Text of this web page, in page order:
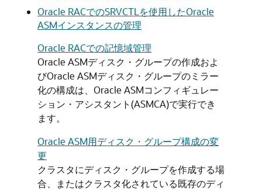
Oracle RACでのSRVCTLを使用したOracle
ASMインスタンスの管理
Oracle RACでの記憶域管理
Oracle ASMディスク・グループの作成およ
びOracle ASMディスク・グループのミラー
化の構成は、Oracle ASMコンフィギュレー
ション・アシスタント(ASMCA)で実行でき
ます。
Oracle ASM用ディスク・グループ構成の変
更
クラスタにディスク・グループを作成する場
合、またはクラスタ化されている既存のディ